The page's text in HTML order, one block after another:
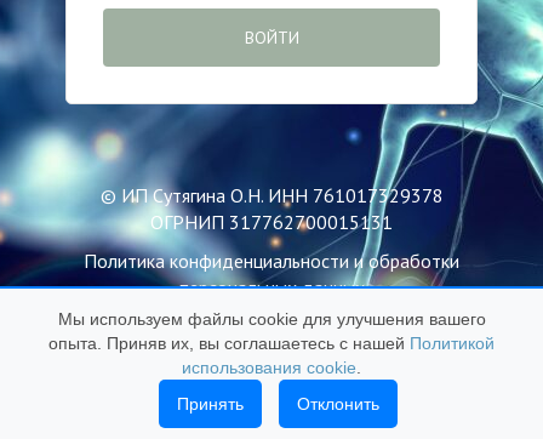
ВОЙТИ
© ИП Сутягина О.Н. ИНН 761017329378
ОГРНИП 317762700015131
Политика конфиденциальности и обработки
персональных данных
Пользовательское соглашение
Публичная оферта
Политика использования файлов Cookie
Мы используем файлы cookie для улучшения вашего
опыта. Приняв их, вы соглашаетесь с нашей Политикой
использования cookie
Принять
Отклонить